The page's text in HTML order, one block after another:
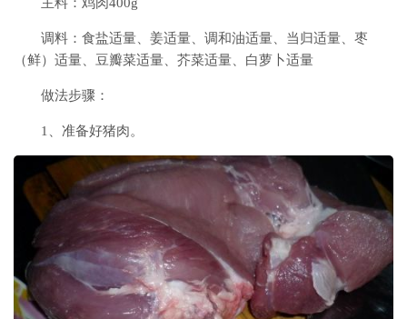
调料：食盐适量、姜适量、调和油适量、当归适量、枣
（鲜）适量、豆瓣菜适量、芥菜适量、白萝卜适量
做法步骤：
1、准备好猪肉。